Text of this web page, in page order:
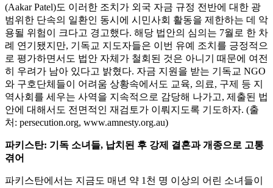
(Aakar Patel)도 이러한 조치가 외국 자금 규정 전반에 대한 광
범위한 단속의 일환인 동시에 시민사회 활동을 제한하는 데 악
용될 위험이 크다고 경고했다. 해당 법안의 심의는 7월로 한 차
례 연기됐지만, 기독교 지도자들은 이번 유예 조치를 긍정적으
로 평가하면서도 법안 자체가 철회된 것은 아니기 때문에 여전
히 우려가 남아 있다고 밝혔다. 자금 지원을 받는 기독교 NGO
와 구호단체들이 어려움 상황속에서도 교육, 의료, 구제 등 지
역사회를 세우는 사역을 지속적으로 감당해 나가고, 제출된 법
안에 대해서도 전면적인 재검토가 이뤄지도록 기도하자. (출
처: persecution.org, www.amnesty.org.au)
파키스탄: 기독 소녀들, 납치된 후 강제 결혼과 개종으로 고통
겪어
파키스탄에서는 지금도 매년 약 1천 명 이상의 어린 소녀들이